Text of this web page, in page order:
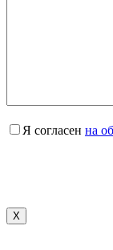
Я согласен на
X